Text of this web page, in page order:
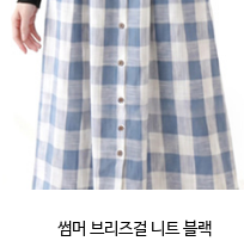
썸머 브리즈걸 니트 블랙